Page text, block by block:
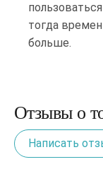
тогда
больше.
Отзывы о
Написать